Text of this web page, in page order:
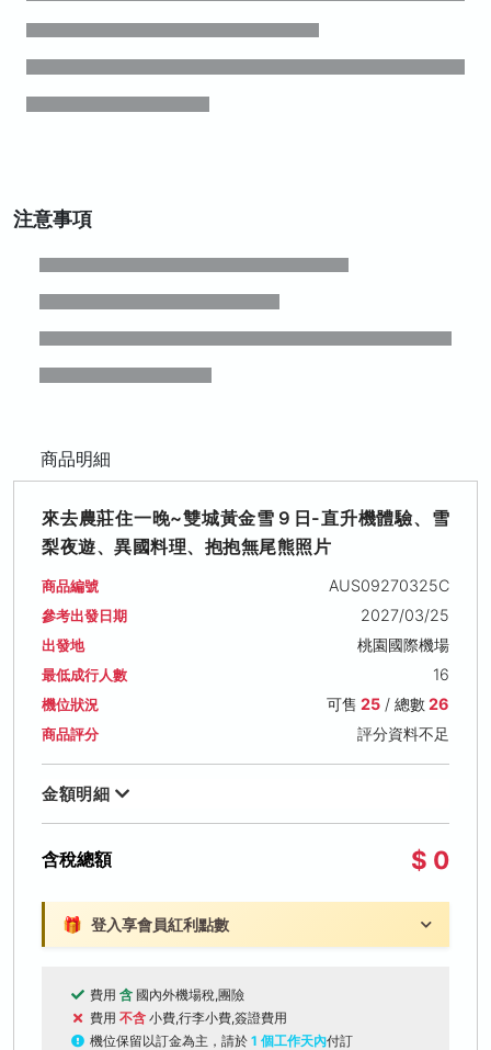
注意事項
商品明細
來去農莊住一晚~雙城黃金雪９日-直升機體驗、雪
梨夜遊、異國料理、抱抱無尾熊照片
商品編號 AUS09270325C
參考出發日期 2027/03/25
出發地 桃園國際機場
最低成行人數 16
機位狀況 可售 25/ 總數26
商品評分 評分資料不足
金額明細
含稅總額 $ 0
🎁 登入享會員紅利點數
費用 含 國內外機場稅,團險
費用 不含 小費,行李小費,簽證費用
機位保留以訂金為主，請於 1 個工作天內付訂